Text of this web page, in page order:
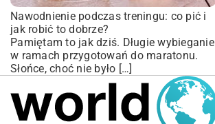
Nawodnienie podczas treningu: co pić i
jak robić to dobrze?
Pamiętam to jak dziś. Długie wybieganie
w ramach przygotowań do maratonu.
Słońce, choć nie było […]